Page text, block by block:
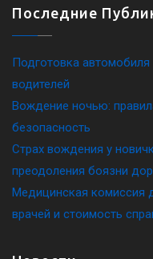
Последние
Подготовка автомобиля
водителей
Вождение ночью:
безопасность
Страх вождения у
преодоления боязни
Медицинская комиссия
врачей и стоимость